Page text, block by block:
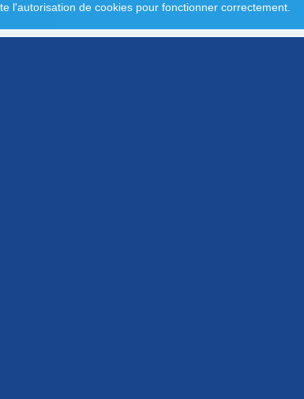
l'autorisation de cookies pour fonctionner correctement.